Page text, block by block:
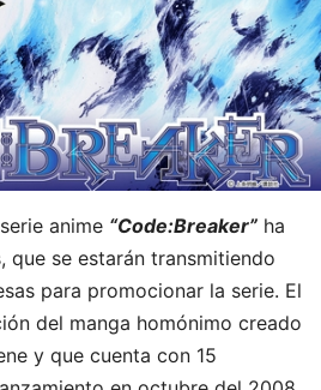
anime “Code:Breaker” ha
que se estarán transmitiendo
para promocionar la serie. El
del manga homónimo creado
y que cuenta con 15